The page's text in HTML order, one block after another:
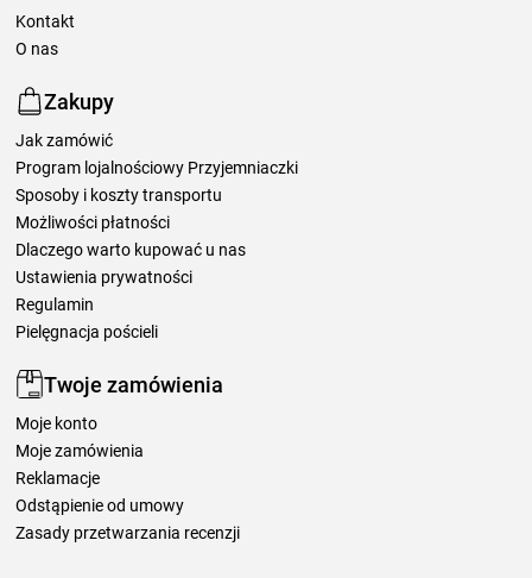
Kontakt
O nas
Zakupy
Jak zamówić
Program lojalnościowy Przyjemniaczki
Sposoby i koszty transportu
Możliwości płatności
Dlaczego warto kupować u nas
Ustawienia prywatności
Regulamin
Pielęgnacja pościeli
Twoje zamówienia
Moje konto
Moje zamówienia
Reklamacje
Odstąpienie od umowy
Zasady przetwarzania recenzji